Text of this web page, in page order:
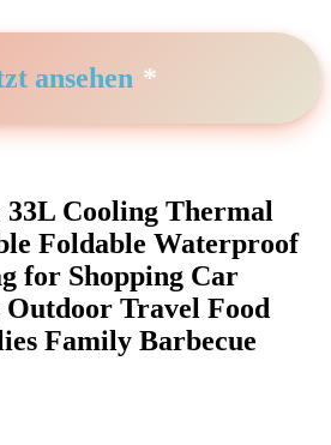
ansehen
Cooling Thermal
Foldable Waterproof⁣
for Shopping Car‍
Travel Food
Family Barbecue